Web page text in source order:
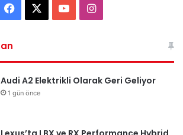
Facebook YouTubeInstagram
Audi A2 Elektrikli Olarak Geri Geliyor
1 gün önce